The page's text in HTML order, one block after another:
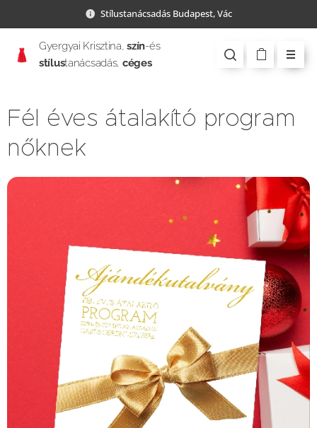
Stílustanácsadás Budapest, Vác
Gyergyai Krisztina, szín-és
stílustanácsadás, céges
Fél éves átalakító program
nőknek